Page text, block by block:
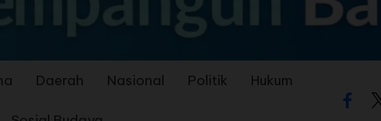
Daerah Nasional Politik Hukum